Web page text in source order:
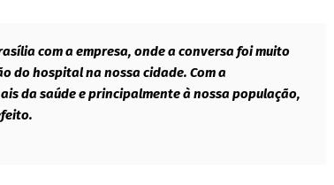
com a empresa, onde a conversa foi muito
do hospital na nossa cidade. Com a
da saúde e principalmente à nossa população,